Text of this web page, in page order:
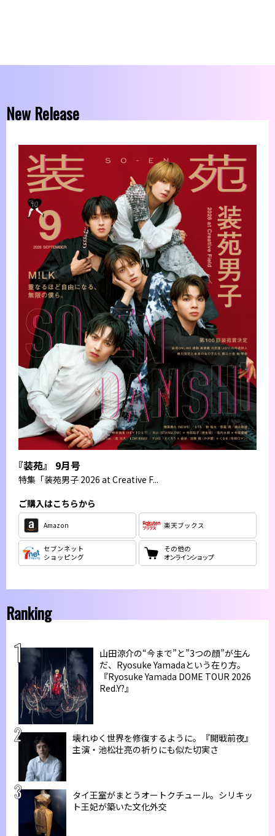
New Release
『装苑』 9月号
特集 「装苑男子 2026 at Creative F...
ご購入はこちらから
Amazon 楽天ブックス
セブンネット
ショッピング
その他の
オンラインショップ
Ranking
山田涼介の“今まで”と”3つの顔”が生ん
だ、Ryosuke Yamadaという在り方。
『Ryosuke Yamada DOME TOUR 2026
Red.Y?』
壊れゆく世界を修復するように。『開戦前夜』
主演・池松壮亮の祈りにも似た切実さ
タイ王室がまとうオートクチュール。シリキッ
ト王妃が築いた文化外交